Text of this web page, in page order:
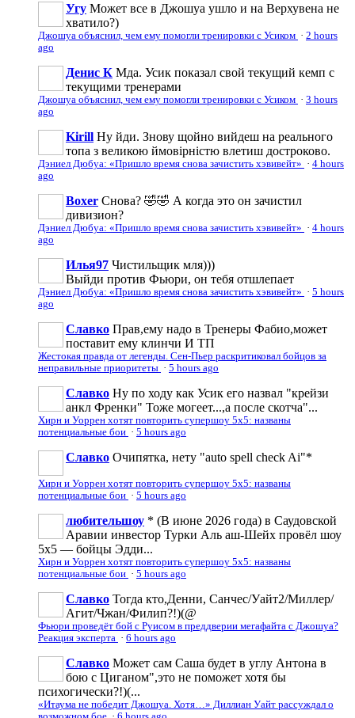
Угу Может все в Джошуа ушло и на Верхувена не
хватило?)
Джошуа объяснил, чем ему помогли тренировки с Усиком · 2 hours
ago
Денис К Мда. Усик показал свой текущий кемп с
текущими тренерами
Джошуа объяснил, чем ему помогли тренировки с Усиком · 3 hours
ago
Kirill Ну йди. Знову щойно вийдеш на реального
топа з великою ймовірністю влетиш достроково.
Дэниел Дюбуа: «Пришло время снова зачистить хэвивейт» · 4 hours
ago
Boxer Снова? 🤣🤣 А когда это он зачистил
дивизион?
Дэниел Дюбуа: «Пришло время снова зачистить хэвивейт» · 4 hours
ago
Илья97 Чистильщик мля)))
Выйди против Фьюри, он тебя отшлепает
Дэниел Дюбуа: «Пришло время снова зачистить хэвивейт» · 5 hours
ago
Славко Прав,ему надо в Тренеры Фабио,может
поставит ему клинчи И ТП
Жестокая правда от легенды. Сен-Пьер раскритиковал бойцов за
неправильные приоритеты · 5 hours ago
Славко Ну по ходу как Усик его назвал "крейзи
анкл Френки" Тоже могеет...,а после скотча"...
Хирн и Уоррен хотят повторить супершоу 5х5: названы
потенциальные бои · 5 hours ago
Славко Очипятка, нету "auto spell check Ai"*
Хирн и Уоррен хотят повторить супершоу 5х5: названы
потенциальные бои · 5 hours ago
любительшоу * (В июне 2026 года) в Саудовской
Аравии инвестор Турки Аль аш-Шейх провёл шоу
5х5 — бойцы Эдди...
Хирн и Уоррен хотят повторить супершоу 5х5: названы
потенциальные бои · 5 hours ago
Славко Тогда кто,Денни, Санчес/Уайт2/Миллер/
Агит/Чжан/Филип?!)(@
Фьюри проведёт бой с Руисом в преддверии мегафайта с Джошуа?
Реакция эксперта · 6 hours ago
Славко Может сам Саша будет в углу Антона в
бою с Циганом",это не поможет хотя бы
психогически?!)(...
«Итаума не победит Джошуа. Хотя…» Диллиан Уайт рассуждал о